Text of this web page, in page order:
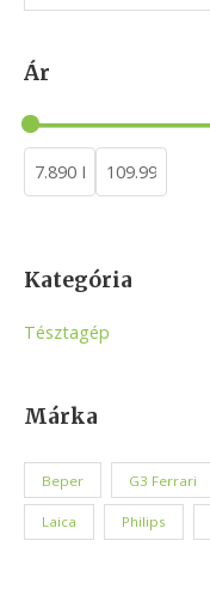
e
r
c
h
Ár
Kategória
Tésztagép
Márka
Beper G3 Ferrari
Laica Philips